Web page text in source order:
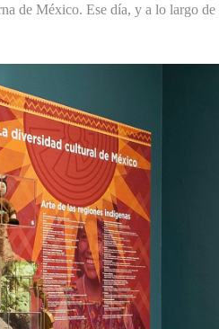
de México. Ese día, y a lo largo